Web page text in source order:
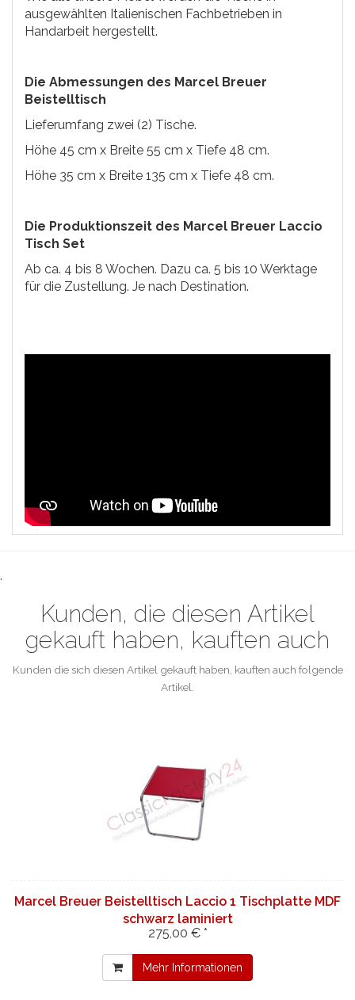
ausgewählten Italienischen Fachbetrieben in
Handarbeit hergestellt.
Die Abmessungen des Marcel Breuer
Beistelltisch
Lieferumfang zwei (2) Tische.
Höhe 45 cm x Breite 55 cm x Tiefe 48 cm.
Höhe 35 cm x Breite 135 cm x Tiefe 48 cm.
Die Produktionszeit des Marcel Breuer Laccio
Tisch Set
Ab ca. 4 bis 8 Wochen. Dazu ca. 5 bis 10 Werktage
für die Zustellung. Je nach Destination.
.
Kunden, die diesen Artikel
gekauft haben, kauften auch
Kunden die sich diesen Artikel gekauft haben, kauften auch folgende
Artikel.
Marcel Breuer Beistelltisch Laccio 1 Tischplatte MDF
schwarz laminiert
275,00 € *
Mehr Informationen